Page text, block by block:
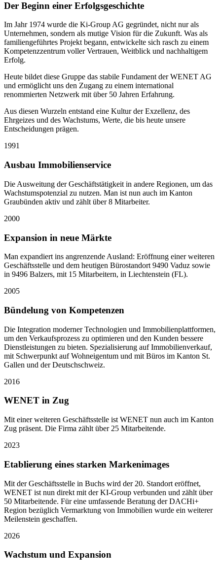
Der Beginn einer Erfolgsgeschichte
Im Jahr 1974 wurde die Ki-Group AG gegründet, nicht nur als
Unternehmen, sondern als mutige Vision für die Zukunft. Was als
familiengeführtes Projekt begann, entwickelte sich rasch zu einem
Kompetenzzentrum voller Vertrauen, Weitblick und nachhaltigem
Erfolg.
Heute bildet diese Gruppe das stabile Fundament der WENET AG
und ermöglicht uns den Zugang zu einem international
renommierten Netzwerk mit über 50 Jahren Erfahrung.
Aus diesen Wurzeln entstand eine Kultur der Exzellenz, des
Ehrgeizes und des Wachstums, Werte, die bis heute unsere
Entscheidungen prägen.
1991
Ausbau Immobilienservice
Die Ausweitung der Geschäftstätigkeit in andere Regionen, um das
Wachstumspotenzial zu nutzen. Man ist nun auch im Kanton
Graubünden aktiv und zählt über 8 Mitarbeiter.
2000
Expansion in neue Märkte
Man expandiert ins angrenzende Ausland: Eröffnung einer weiteren
Geschäftsstelle und dem heutigen Bürostandort 9490 Vaduz sowie
in 9496 Balzers, mit 15 Mitarbeitern, in Liechtenstein (FL).
2005
Bündelung von Kompetenzen
Die Integration moderner Technologien und Immobilienplattformen,
um den Verkaufsprozess zu optimieren und den Kunden bessere
Dienstleistungen zu bieten. Spezialisierung auf Immobilienverkauf,
mit Schwerpunkt auf Wohneigentum und mit Büros im Kanton St.
Gallen und der Deutschschweiz.
2016
WENET in Zug
Mit einer weiteren Geschäftsstelle ist WENET nun auch im Kanton
Zug präsent. Die Firma zählt über 25 Mitarbeitende.
2023
Etablierung eines starken Markenimages
Mit der Geschäftsstelle in Buchs wird der 20. Standort eröffnet,
WENET ist nun direkt mit der KI-Group verbunden und zählt über
50 Mitarbeitende. Für eine umfassende Beratung der DACHi+
Region bezüglich Vermarktung von Immobilien wurde ein weiterer
Meilenstein geschaffen.
2026
Wachstum und Expansion